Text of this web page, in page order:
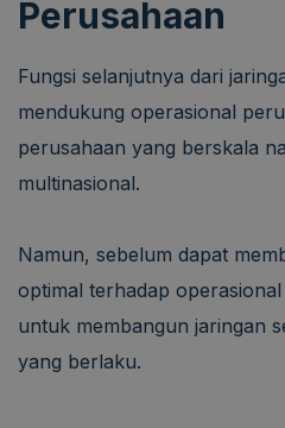
Perusahaan
Fungsi selanjutnya dari
mendukung operasional
perusahaan yang berskala
multinasional.
Namun, sebelum dapat
optimal terhadap
untuk membangun jaringan
yang berlaku.